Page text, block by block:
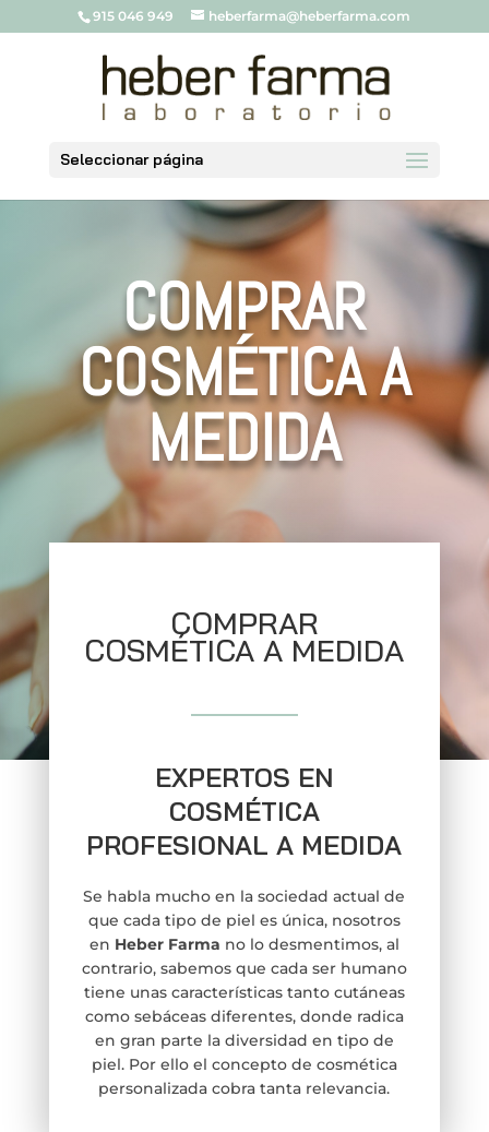
915 046 949 heberfarma@heberfarma.com
Seleccionar página
COMPRAR
COSMÉTICA A
MEDIDA
COMPRAR
COSMÉTICA A MEDIDA
EXPERTOS EN
COSMÉTICA
PROFESIONAL A MEDIDA
Se habla mucho en la sociedad actual de
que cada tipo de piel es única, nosotros
en Heber Farma no lo desmentimos, al
contrario, sabemos que cada ser humano
tiene unas características tanto cutáneas
como sebáceas diferentes, donde radica
en gran parte la diversidad en tipo de
piel. Por ello el concepto de cosmética
personalizada cobra tanta relevancia.